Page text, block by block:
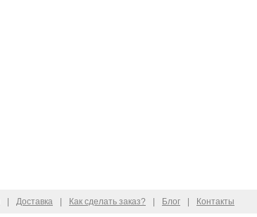
Доставка Как сделать заказ? Блог Контакты